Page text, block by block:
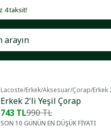
Lacoste/Erkek/Aksesuar/Çorap/Erkek
Erkek 2'li Yeşil Çorap
743 TL990 TL
SON 10 GÜNÜN EN DÜŞÜK FİYATI